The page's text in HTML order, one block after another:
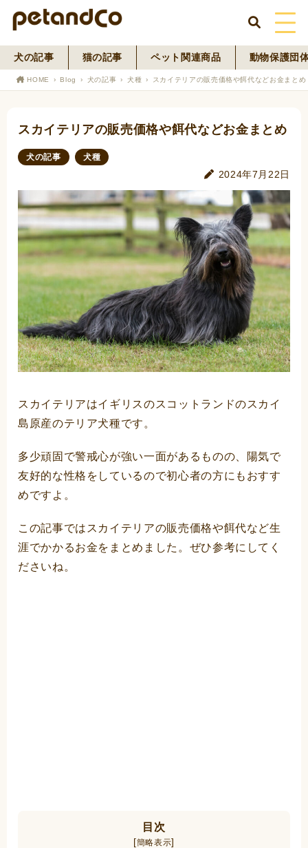
HOME
ペットフード事業
寄付活動
犬の記事 猫の記事 ペット関連商品 動物保護団
HOME Blog 犬の記事 犬種 スカイテリアの販売価格や餌代などお金まとめ
スカイテリアの販売価格や餌代などお金まとめ
犬の記事 犬種
2024年7月22日
スカイテリアはイギリスのスコットランドのスカイ
島原産のテリア犬種です。
多少頑固で警戒心が強い一面があるものの、陽気で
友好的な性格をしているので初心者の方にもおすす
めですよ。
この記事ではスカイテリアの販売価格や餌代など生
涯でかかるお金をまとめました。ぜひ参考にしてく
ださいね。
目次
[簡略表示]